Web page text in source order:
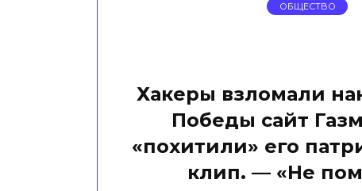
ОБЩЕСТВО
Хакеры взломали
Победы сайт
«похитили» его
клип. — «Не